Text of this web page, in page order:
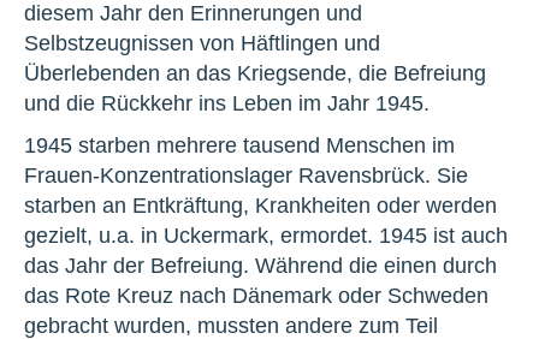
diesem Jahr den Erinnerungen und
Selbstzeugnissen von Häftlingen und
Überlebenden an das Kriegsende, die Befreiung
und die Rückkehr ins Leben im Jahr 1945.
1945 starben mehrere tausend Menschen im
Frauen-Konzentrationslager Ravensbrück. Sie
starben an Entkräftung, Krankheiten oder werden
gezielt, u.a. in Uckermark, ermordet. 1945 ist auch
das Jahr der Befreiung. Während die einen durch
das Rote Kreuz nach Dänemark oder Schweden
gebracht wurden, mussten andere zum Teil